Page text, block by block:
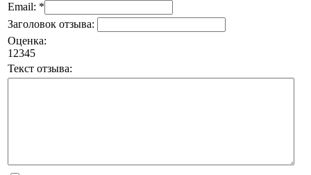
Email: *
Заголовок отзыва:
Оценка:
1 2345
Текст отзыва: